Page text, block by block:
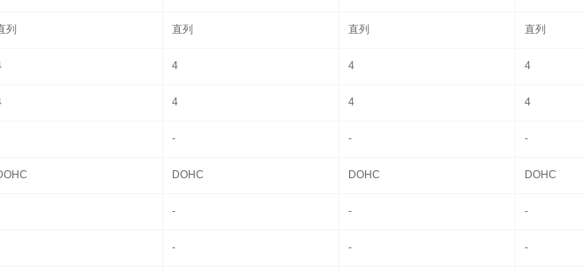
列 直列 直列 直列
4 4 4
4 4 4
- - -
DOHC DOHC DOHC
- - -
- - -